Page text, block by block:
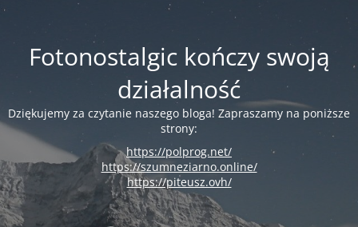
Fotonostalgic kończy swoją
działalność
Dziękujemy za czytanie naszego bloga! Zapraszamy na poniższe
strony:
https://polprog.net/
https://szumneziarno.online/
https://piteusz.ovh/